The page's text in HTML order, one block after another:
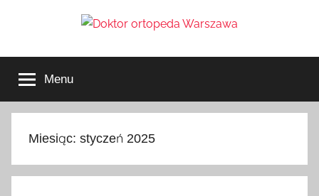
Doktor
ortopeda
Warszawa
usg
Warszawa,
ginekolog,
urolog,
Menu
Miesiąc: styczeń 2025